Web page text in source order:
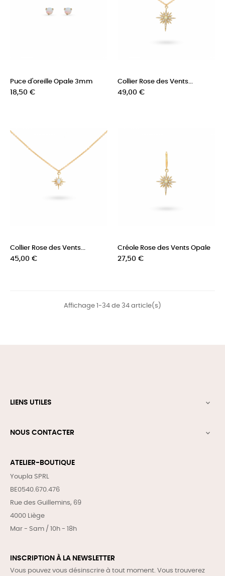
Puce d'oreille Opale 3mm
Prix
18,50 €
Collier Rose des Vents...
Prix
49,00 €
Collier Rose des Vents...
Prix
45,00 €
Créole Rose des Vents Opale
Prix
27,50 €
Affichage 1-34 de 34 article(s)
LIENS UTILES 
NOUS CONTACTER 
ATELIER-BOUTIQUE
Youpla SPRL
BE0540.670.476
Rue des Guillemins, 69
4000 Liège
Mar - Sam / 10h - 18h
INSCRIPTION À LA NEWSLETTER
Vous pouvez vous désinscrire à tout moment. Vous trouverez